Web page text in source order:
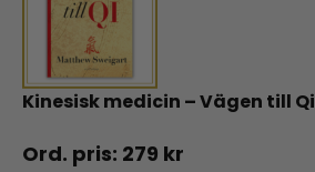
Kinesisk medicin – Vägen till Qi
279 kr